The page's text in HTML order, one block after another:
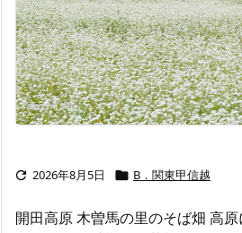
 2026年8月5日  B．関東甲信越
開田高原 木曽馬の里のそば畑 高